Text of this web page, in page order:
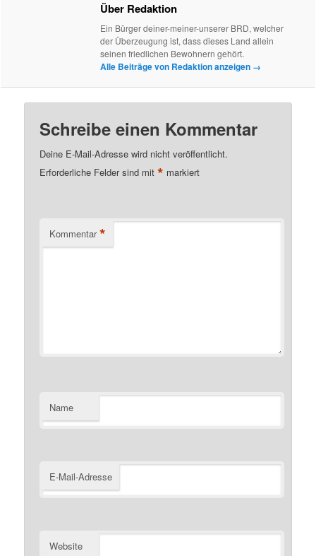
Über Redaktion
Ein Bürger deiner-meiner-unserer BRD, welcher
der Überzeugung ist, dass dieses Land allein
seinen friedlichen Bewohnern gehört.
Alle Beiträge von Redaktion anzeigen →
Schreibe einen Kommentar
Deine E-Mail-Adresse wird nicht veröffentlicht.
Erforderliche Felder sind mit* markiert
Kommentar *
Name
E-Mail-Adresse
Website